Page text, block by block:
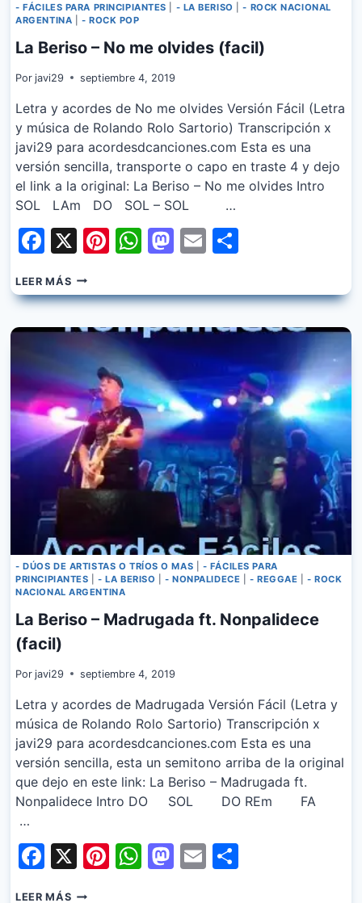
- FÁCILES PARA PRINCIPIANTES - LA BERISO |- ROCK NACIONAL
ARGENTINA
- ROCK POP
La Beriso – No me olvides (facil)
Por javi29 septiembre 4, 2019
Letra y acordes de No me olvides Versión Fácil (Letra
y música de Rolando Rolo Sartorio) Transcripción x
javi29 para acordesdcanciones.com Esta es una
versión sencilla, transporte o capo en traste 4 y dejo
el link a la original: La Beriso – No me olvides Intro
SOL LAm DO SOL – SOL …
Facebook
X Pinterest
WhatsApp
Mastodon
Email
LEER MÁSLA
BERISO
–
OLVIDES
(FACIL)
- DÚOS DE ARTISTAS O TRÍOS O MAS
- FÁCILES PARA
PRINCIPIANTES |- LA BERISO |- NONPALIDECE - REGGAE |- ROCK
NACIONAL ARGENTINA
La Beriso – Madrugada ft. Nonpalidece
(facil)
Por javi29 septiembre 4, 2019
Letra y acordes de Madrugada Versión Fácil (Letra y
música de Rolando Rolo Sartorio) Transcripción x
javi29 para acordesdcanciones.com Esta es una
versión sencilla, esta un semitono arriba de la original
que dejo en este link: La Beriso – Madrugada ft.
Nonpalidece Intro DO SOL DO REm FA
…
Facebook
X Pinterest
WhatsApp
Mastodon
Email
LEER MÁSLA